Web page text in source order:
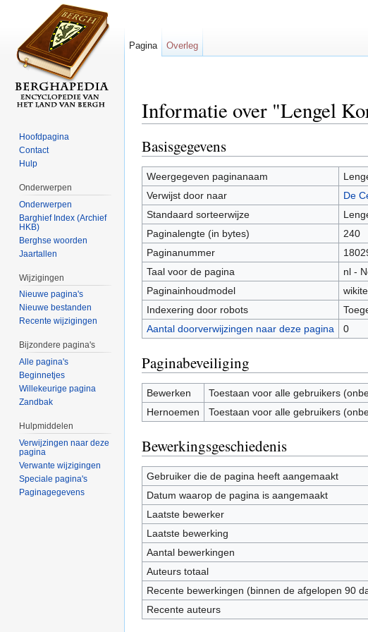
Informatie over "Lengel
Basisgegevens
Weergegeven paginanaam
Verwijst door naar
De
Standaard sorteerwijze
Paginalengte (in bytes)
240
Paginanummer
Taal voor de pagina
nl -
Paginainhoudmodel
Indexering door robots
Aantal doorverwijzingen naar deze pagina
0
Paginabeveiliging
Bewerken
Toestaan voor alle gebruikers
Hernoemen
Toestaan voor alle gebruikers
Bewerkingsgeschiedenis
Gebruiker die de pagina heeft aangemaakt
Datum waarop de pagina is aangemaakt
Laatste bewerker
Laatste bewerking
Aantal bewerkingen
Auteurs totaal
Recente bewerkingen (binnen de afgelopen 90
Recente auteurs
Pagina Overleg
Hoofdpagina
Contact
Hulp
Onderwerpen
Onderwerpen
Barghief Index (Archief
HKB)
Berghse woorden
Jaartallen
Wijzigingen
Nieuwe pagina's
Nieuwe bestanden
Recente wijzigingen
Bijzondere pagina's
Alle pagina's
Beginnetjes
Willekeurige pagina
Zandbak
Hulpmiddelen
Verwijzingen naar deze
pagina
Verwante wijzigingen
Speciale pagina's
Paginagegevens